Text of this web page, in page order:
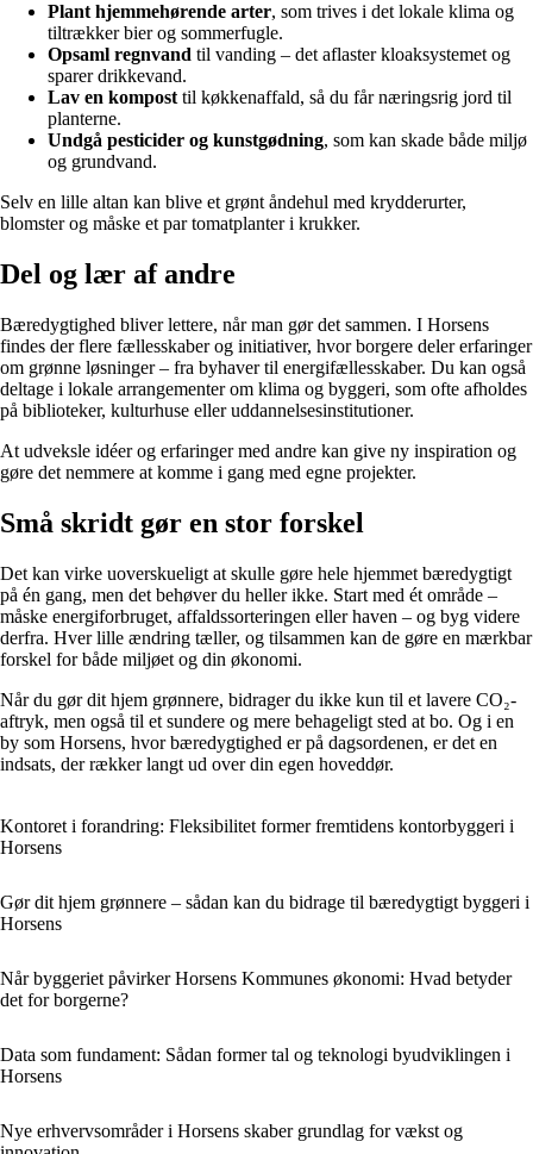
Plant hjemmehørende arter, som trives i det lokale klima og
tiltrækker bier og sommerfugle.
Opsaml regnvand til vanding – det aflaster kloaksystemet og
sparer drikkevand.
Lav en kompost til køkkenaffald, så du får næringsrig jord til
planterne.
Undgå pesticider og kunstgødning, som kan skade både miljø
og grundvand.
Selv en lille altan kan blive et grønt åndehul med krydderurter,
blomster og måske et par tomatplanter i krukker.
Del og lær af andre
Bæredygtighed bliver lettere, når man gør det sammen. I Horsens
findes der flere fællesskaber og initiativer, hvor borgere deler erfaringer
om grønne løsninger – fra byhaver til energifællesskaber. Du kan også
deltage i lokale arrangementer om klima og byggeri, som ofte afholdes
på biblioteker, kulturhuse eller uddannelsesinstitutioner.
At udveksle idéer og erfaringer med andre kan give ny inspiration og
gøre det nemmere at komme i gang med egne projekter.
Små skridt gør en stor forskel
Det kan virke uoverskueligt at skulle gøre hele hjemmet bæredygtigt
på én gang, men det behøver du heller ikke. Start med ét område –
måske energiforbruget, affaldssorteringen eller haven – og byg videre
derfra. Hver lille ændring tæller, og tilsammen kan de gøre en mærkbar
forskel for både miljøet og din økonomi.
Når du gør dit hjem grønnere, bidrager du ikke kun til et lavere CO₂-
aftryk, men også til et sundere og mere behageligt sted at bo. Og i en
by som Horsens, hvor bæredygtighed er på dagsordenen, er det en
indsats, der rækker langt ud over din egen hoveddør.
Kontoret i forandring: Fleksibilitet former fremtidens kontorbyggeri i
Horsens
Gør dit hjem grønnere – sådan kan du bidrage til bæredygtigt byggeri i
Horsens
Når byggeriet påvirker Horsens Kommunes økonomi: Hvad betyder
det for borgerne?
Data som fundament: Sådan former tal og teknologi byudviklingen i
Horsens
Nye erhvervsområder i Horsens skaber grundlag for vækst og